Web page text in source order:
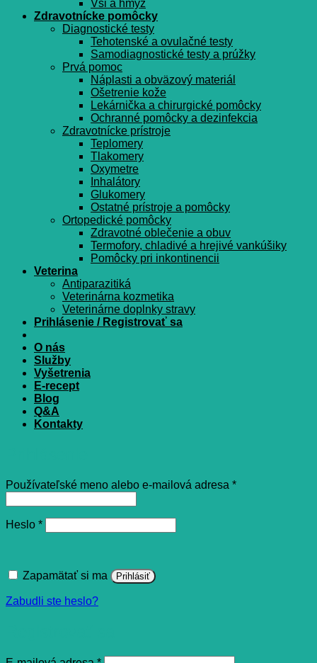
Vši a hmyz
Zdravotnícke pomôcky
Diagnostické testy
Tehotenské a ovulačné testy
Samodiagnostické testy a prúžky
Prvá pomoc
Náplasti a obväzový materiál
Ošetrenie kože
Lekárnička a chirurgické pomôcky
Ochranné pomôcky a dezinfekcia
Zdravotnícke prístroje
Teplomery
Tlakomery
Oxymetre
Inhalátory
Glukomery
Ostatné prístroje a pomôcky
Ortopedické pomôcky
Zdravotné oblečenie a obuv
Termofory, chladivé a hrejivé vankúšiky
Pomôcky pri inkontinencii
Veterina
Antiparazitiká
Veterinárna kozmetika
Veterinárne doplnky stravy
Prihlásenie / Registrovať sa
O nás
Služby
Vyšetrenia
E-recept
Blog
Q&A
Kontakty
Používateľské meno alebo e-mailová adresa *Povinné
Heslo *Povinné
Zapamätať si ma Prihlásiť
Zabudli ste heslo?